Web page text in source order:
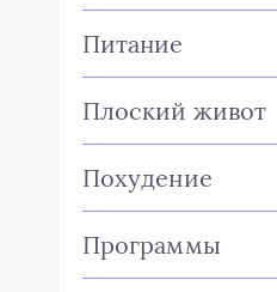
Питание
Плоский живот
Похудение
Программы